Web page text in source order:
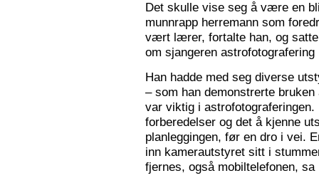
Det skulle vise seg å være en
munnrapp herremann som
vært lærer, fortalte han, og
om sjangeren astrofotografering
Han hadde med seg diverse
– som han demonstrerte
var viktig i
forberedelser og det å kjenne
planleggingen, før en dro i vei.
inn kamerautstyret sitt i
fjernes, også mobiltelefonen, sa